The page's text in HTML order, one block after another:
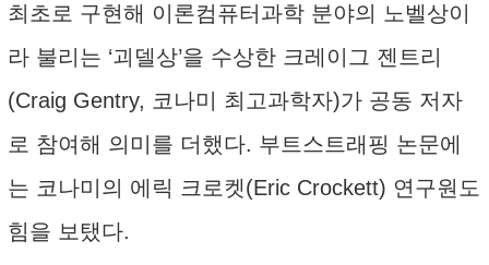
최초로 구현해 이론컴퓨터과학 분야의 노벨상이
라 불리는 ‘괴델상’을 수상한 크레이그 젠트리
(Craig Gentry, 코나미 최고과학자)가 공동 저자
로 참여해 의미를 더했다. 부트스트래핑 논문에
는 코나미의 에릭 크로켓(Eric Crockett) 연구원도
힘을 보탰다.